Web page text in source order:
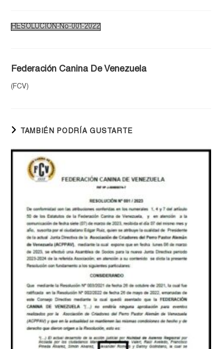
RESOLUCION-No-001-2022
Federación Canina De Venezuela
(FCV)
TAMBIÉN PODRÍA GUSTARTE